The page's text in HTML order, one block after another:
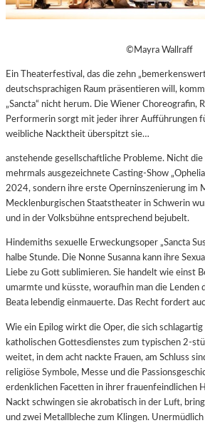
©Mayra Wallraff
Ein Theaterfestival, das die zehn
deutschsprachigen Raum präsentieren will,
„Sancta“ nicht herum. Die Wiener Choreografin,
Performerin sorgt mit jeder ihrer Aufführungen
weibliche Nacktheit überspitzt sie…
anstehende gesellschaftliche Probleme. Nicht
mehrmals ausgezeichnete Casting-Show
2024, sondern ihre erste Operninszenierung im
Mecklenburgischen Staatstheater in Schwerin
und in der Volksbühne entsprechend bejubelt.
Hindemiths sexuelle Erweckungsoper „Sancta
halbe Stunde. Die Nonne Susanna kann ihre
Liebe zu Gott sublimieren. Sie handelt wie einst
umarmte und küsste, woraufhin man die Lenden
Beata lebendig einmauerte. Das Recht fordert
Wie ein Epilog wirkt die Oper, die sich
katholischen Gottesdienstes zum typischen 2-
weitet, in dem acht nackte Frauen, am Schluss
religiöse Symbole, Messe und die
erdenklichen Facetten in ihrer frauenfeindlichen
Nackt schwingen sie akrobatisch in der Luft,
und zwei Metallbleche zum Klingen.